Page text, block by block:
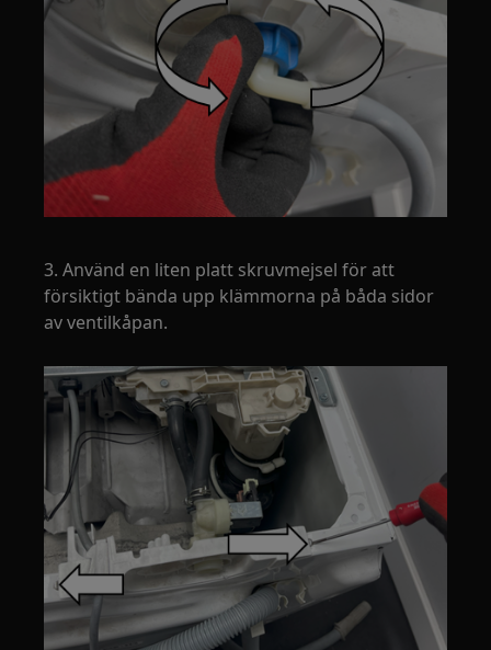
3. Använd en liten platt skruvmejsel för att
försiktigt bända upp klämmorna på båda sidor
av ventilkåpan.